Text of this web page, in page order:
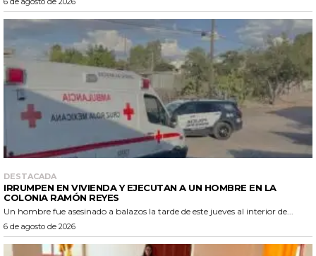
DESTACADA
IRRUMPEN EN VIVIENDA Y EJECUTAN A UN HOMBRE EN LA
COLONIA RAMÓN REYES
Un hombre fue asesinado a balazos la tarde de este jueves al interior de...
6 de agosto de 2026